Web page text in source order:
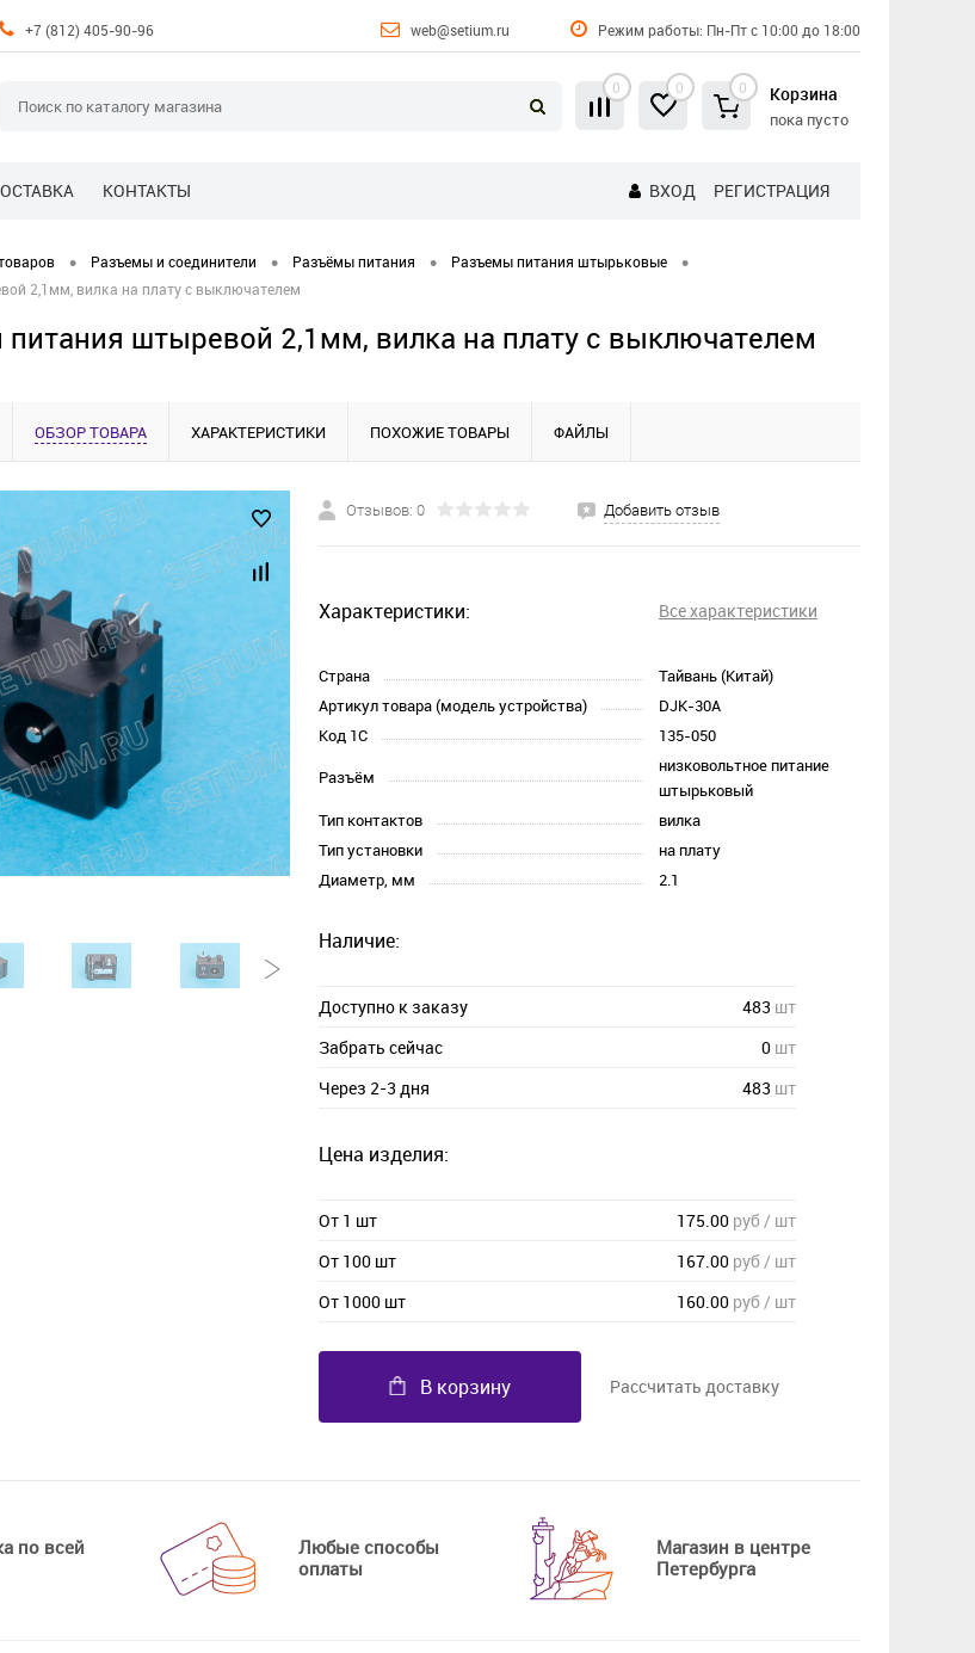
+7 (812) 405-90-96 web@setium.ru Режим работы: Пн-Пт с 10:00 до 18:00
0 0 0 Корзина
пока пусто
КОНТАКТЫ ВХОД РЕГИСТРАЦИЯ
• Разъемы и соединители • Разъёмы питания • Разъемы питания штырьковые •
2,1мм, вилка на плату с выключателем
питания штыревой 2,1мм, вилка на плату с выключателем
ОБЗОР ТОВАРА ХАРАКТЕРИСТИКИ ПОХОЖИЕ ТОВАРЫ ФАЙЛЫ
Отзывов: 0 Добавить отзыв
Характеристики: Все характеристики
Страна
Тайвань (Китай)
Артикул товара (модель устройства)
DJK-30A
Код 1С
135-050
Разъём
низковольтное питание
штырьковый
Тип контактов
вилка
Тип установки
на плату
Диаметр, мм
2.1
Наличие:
Доступно к заказу 483 шт
Забрать сейчас
0 шт
Через 2-3 дня
483 шт
Цена изделия:
От 1 шт 175.00 руб / шт
От 100 шт
167.00 руб / шт
От 1000 шт
160.00 руб / шт
В корзину Рассчитать доставку
по всей
Любые способы
оплаты
Магазин в центре
Петербурга